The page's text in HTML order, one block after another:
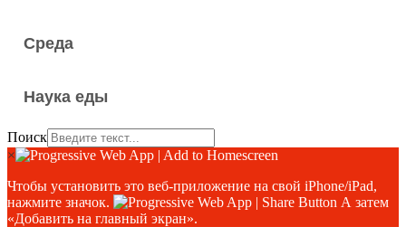
Среда
Наука еды
Поиск
×
Чтобы установить это веб-приложение на свой iPhone/iPad,
нажмите значок.
А затем
«Добавить на главный экран».